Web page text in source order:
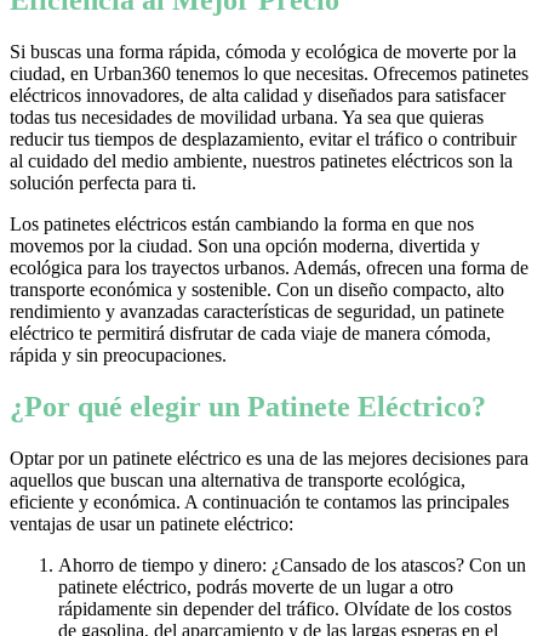
Si buscas una forma rápida, cómoda y ecológica de moverte por la
ciudad, en Urban360 tenemos lo que necesitas. Ofrecemos patinetes
eléctricos innovadores, de alta calidad y diseñados para satisfacer
todas tus necesidades de movilidad urbana. Ya sea que quieras
reducir tus tiempos de desplazamiento, evitar el tráfico o contribuir
al cuidado del medio ambiente, nuestros patinetes eléctricos son la
solución perfecta para ti.
Los patinetes eléctricos están cambiando la forma en que nos
movemos por la ciudad. Son una opción moderna, divertida y
ecológica para los trayectos urbanos. Además, ofrecen una forma de
transporte económica y sostenible. Con un diseño compacto, alto
rendimiento y avanzadas características de seguridad, un patinete
eléctrico te permitirá disfrutar de cada viaje de manera cómoda,
rápida y sin preocupaciones.
¿Por qué elegir un Patinete Eléctrico?
Optar por un patinete eléctrico es una de las mejores decisiones para
aquellos que buscan una alternativa de transporte ecológica,
eficiente y económica. A continuación te contamos las principales
ventajas de usar un patinete eléctrico:
Ahorro de tiempo y dinero: ¿Cansado de los atascos? Con un
patinete eléctrico, podrás moverte de un lugar a otro
rápidamente sin depender del tráfico. Olvídate de los costos
de gasolina, del aparcamiento y de las largas esperas en el